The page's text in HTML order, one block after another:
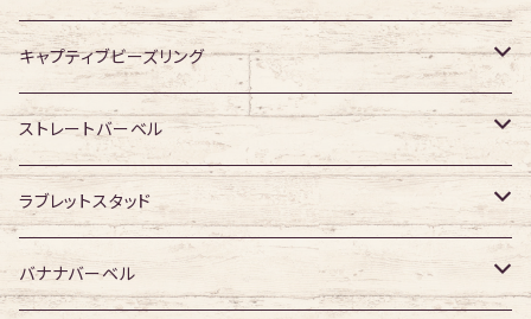
キャプティブビーズリング
316Lサージカルステンレス
ジュエル無し
ジュエル有り
サージカルチタン
ジュエル無し
アクリル・その他
ストレートバーベル
316Lサージカルステンレス
ジュエル無し
サージカルチタン
ラブレットスタッド
316Lサージカルステンレス
バナナバーベル